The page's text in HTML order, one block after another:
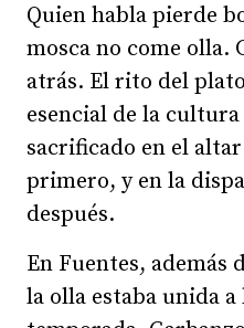
Quien habla pierde
mosca no come olla.
atrás. El rito del
esencial de la
sacrificado en el
primero, y en la
después.
En Fuentes, además
la olla estaba unida